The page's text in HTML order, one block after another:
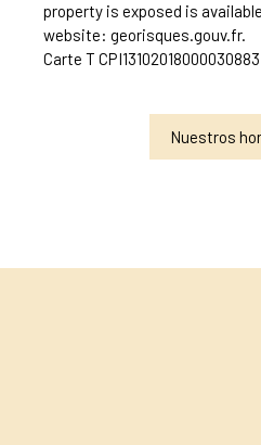
property is exposed is
website: georisques.gouv.fr.
Carte T
Nuestros